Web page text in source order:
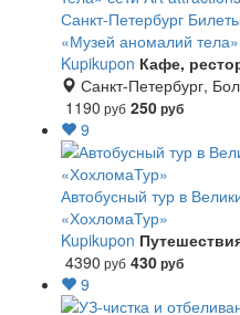
Санкт-Петербург
«Музей аномалий
Kupikupon Кафе,
Санкт-Петербург,
1190 руб 250руб
9
Автобусный тур в
«ХохломаТур»
Kupikupon
4390 руб 430руб
9